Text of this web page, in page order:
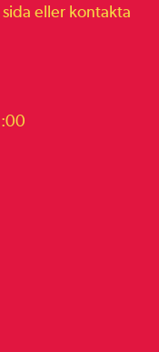
sida eller kontakta